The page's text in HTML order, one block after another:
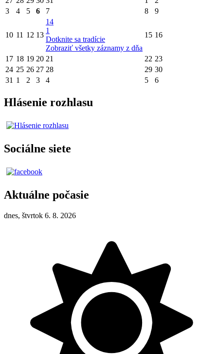
3
4 5 6 7 8 9
10 11 12 13
14
1
Dotknite sa tradície
Zobraziť všetky záznamy z dňa
15 16
17 18 19 20 21 22 23
24 25 26 27 28 29 30
31 1 2 3 4 5 6
Hlásenie rozhlasu
Sociálne siete
Aktuálne počasie
dnes, štvrtok 6. 8. 2026